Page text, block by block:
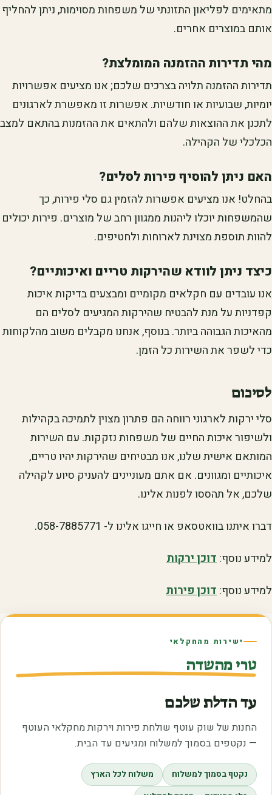
מתאימים לפליאון התזונתי של משפחות מסוימות, ניתן להחליף
אותם במוצרים אחרים.
מהי תדירות ההזמנה המומלצת?
תדירות ההזמנה תלויה בצרכים שלכם; אנו מציעים אפשרויות
יומיות, שבועיות או חודשיות. אפשרות זו מאפשרת לארגונים
לתכנן את ההוצאות שלהם ולהתאים את ההזמנות בהתאם למצב
הכלכלי של הקהילה.
האם ניתן להוסיף פירות לסלים?
בהחלט! אנו מציעים אפשרות להזמין גם סלי פירות, כך
שהמשפחות יוכלו ליהנות ממגוון רחב של מוצרים. פירות יכולים
להוות תוספת מצוינת לארוחות ולחטיפים.
כיצד ניתן לוודא שהירקות טריים ואיכותיים?
אנו עובדים עם חקלאים מקומיים ומבצעים בדיקות איכות
קפדניות על מנת להבטיח שהירקות המגיעים לסלים הם
מהאיכות הגבוהה ביותר. בנוסף, אנחנו מקבלים משוב מהלקוחות
כדי לשפר את השירות כל הזמן.
לסיכום
סלי ירקות לארגוני רווחה הם פתרון מצוין לתמיכה בקהילות
ולשיפור איכות החיים של משפחות נזקקות. עם השירות
המותאם אישית שלנו, אנו מבטיחים שהירקות יהיו טריים,
איכותיים ומגוונים. אם אתם מעוניינים להעניק סיוע לקהילה
שלכם, אל תהססו לפנות אלינו.
דברו איתנו בוואטסאפ או חייגו אלינו ל- 058-7885771.
למידע נוסף:דוכן ירקות
למידע נוסף:דוכן פירות
ישירות מהחקלאי
טרי מהשדה
עד הדלת שלכם
החנות של שוק עוטף שולחת פירות וירקות מחקלאי העוטף
— נקטפים בסמוך למשלוח ומגיעים עד הבית.
נקטף בסמוך למשלוח
משלוח לכל הארץ